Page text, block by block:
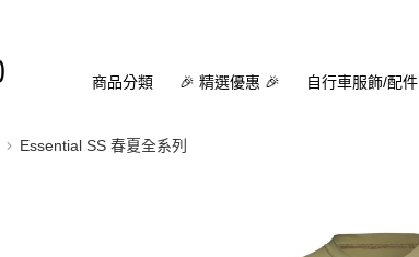
商品分類 🎉 精選優惠 🎉 自行車服飾/配件
Essential SS 春夏全系列